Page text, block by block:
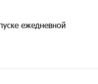
ежедневной